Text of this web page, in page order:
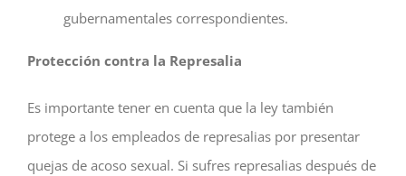
gubernamentales correspondientes.
Protección contra la Represalia
Es importante tener en cuenta que la ley también
protege a los empleados de represalias por presentar
quejas de acoso sexual. Si sufres represalias después de